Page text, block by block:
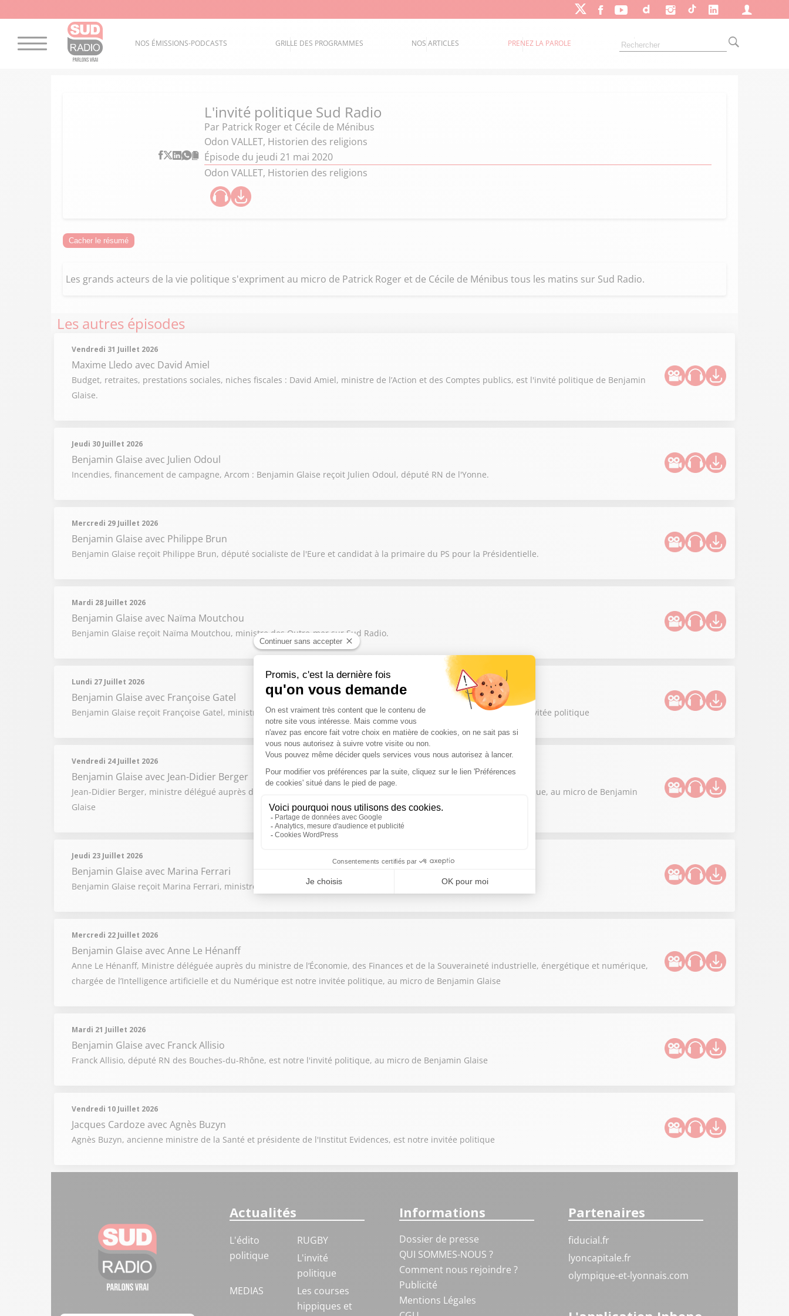
NOS ÉMISSIONS-PODCASTS GRILLE DES PROGRAMMES NOS ARTICLES PRENEZ LA PAROLE
L'invité politique Sud Radio
Par Patrick Roger et Cécile de Ménibus
Odon VALLET, Historien des religions
Épisode du jeudi 21 mai 2020
Odon VALLET, Historien des religions
Cacher le résumé
Les grands acteurs de la vie politique s'expriment au micro de Patrick Roger et de Cécile de Ménibus tous les matins sur Sud Radio.
Les autres épisodes
Vendredi 31 Juillet 2026
Maxime Lledo avec David Amiel
Budget, retraites, prestations sociales, niches fiscales : David Amiel, ministre de l’Action et des Comptes publics, est l'invité politique de Benjamin
Glaise.
Jeudi 30 Juillet 2026
Benjamin Glaise avec Julien Odoul
Incendies, financement de campagne, Arcom : Benjamin Glaise reçoit Julien Odoul, député RN de l'Yonne.
Mercredi 29 Juillet 2026
Benjamin Glaise avec Philippe Brun
Benjamin Glaise reçoit Philippe Brun, député socialiste de l'Eure et candidat à la primaire du PS pour la Présidentielle.
Mardi 28 Juillet 2026
Benjamin Glaise avec Naïma Moutchou
Benjamin Glaise reçoit Naïma Moutchou, ministre des Outre-mer sur Sud Radio.
Lundi 27 Juillet 2026
Benjamin Glaise avec Françoise Gatel
Benjamin Glaise reçoit Françoise Gatel, ministre de l’Aménagement du territoire et de la Décentralisation est notre invitée politique
Vendredi 24 Juillet 2026
Benjamin Glaise avec Jean-Didier Berger
Jean-Didier Berger, ministre délégué auprès du ministre de l'Intérieur est notre invité politique est notre invité politique, au micro de Benjamin
Glaise
Jeudi 23 Juillet 2026
Benjamin Glaise avec Marina Ferrari
Benjamin Glaise reçoit Marina Ferrari, ministre des Sports, de la Jeunesse et de la Vie associative.
Mercredi 22 Juillet 2026
Benjamin Glaise avec Anne Le Hénanff
Anne Le Hénanff, Ministre déléguée auprès du ministre de l’Économie, des Finances et de la Souveraineté industrielle, énergétique et numérique,
chargée de l’Intelligence artificielle et du Numérique est notre invitée politique, au micro de Benjamin Glaise
Mardi 21 Juillet 2026
Benjamin Glaise avec Franck Allisio
Franck Allisio, député RN des Bouches-du-Rhône, est notre l'invité politique, au micro de Benjamin Glaise
Vendredi 10 Juillet 2026
Jacques Cardoze avec Agnès Buzyn
Agnès Buzyn, ancienne ministre de la Santé et présidente de l'Institut Evidences, est notre invitée politique
Actualités
L'édito
politique
RUGBY
L'invité
politique
MEDIAS
Les courses
hippiques et
Informations
Dossier de presse
QUI SOMMES-NOUS ?
Comment nous rejoindre ?
Publicité
Mentions Légales
Partenaires
fiducial.fr
lyoncapitale.fr
olympique-et-lyonnais.com